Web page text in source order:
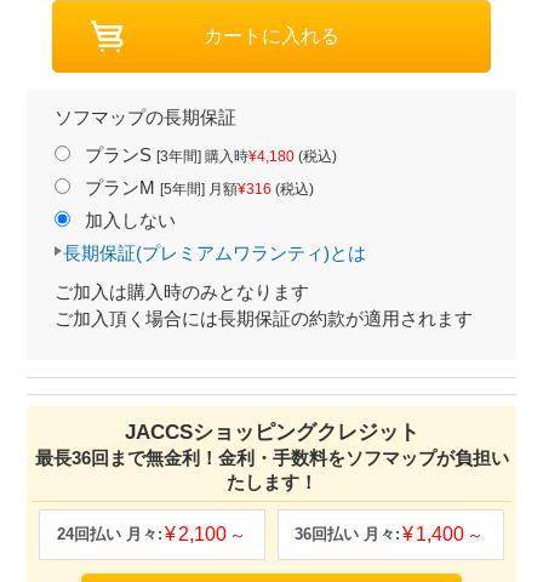
ソフマップの長期保証
プランS [3年間] 購入時¥4,180(税込)
プランM [5年間] 月額¥316 (税込)
加入しない
長期保証(プレミアムワランティ)とは
ご加入は購入時のみとなります
ご加入頂く場合には長期保証の約款が適用されます
JACCSショッピングクレジット
最長36回まで無金利！金利・手数料をソフマップが負担い
たします！
2,100 1,400